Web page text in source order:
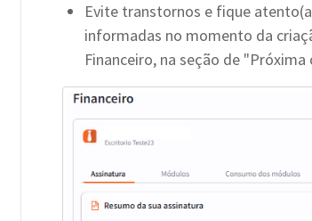
Evite transtornos e fique
informadas no momento da
Financeiro, na seção de "Próxima